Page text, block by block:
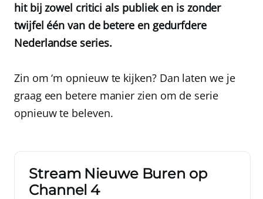
hit bij zowel critici als publiek en is zonder
twijfel één van de betere en gedurfdere
Nederlandse series.
Zin om ‘m opnieuw te kijken? Dan laten we je
graag een betere manier zien om de serie
opnieuw te beleven.
Stream Nieuwe Buren op
Channel 4